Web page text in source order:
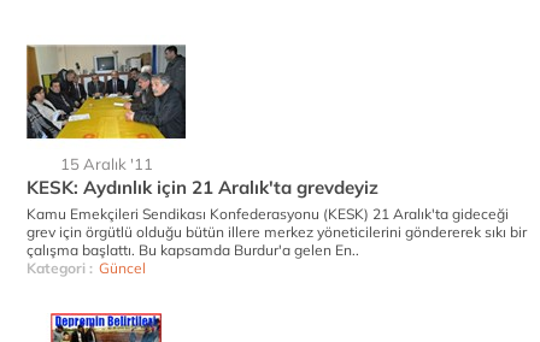
15 Aralık '11
KESK: Aydınlık için 21 Aralık'ta grevdeyiz
Kamu Emekçileri Sendikası Konfederasyonu (KESK) 21 Aralık'ta gideceği
grev için örgütlü olduğu bütün illere merkez yöneticilerini göndererek sıkı bir
çalışma başlattı. Bu kapsamda Burdur'a gelen En..
Kategori : Güncel